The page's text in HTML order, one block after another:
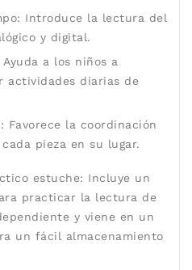
Introduce la lectura del
y digital.
a los niños a
actividades diarias de
Favorece la coordinación
pieza en su lugar.
estuche: Incluye un
practicar la lectura de
y viene en un
un fácil almacenamiento